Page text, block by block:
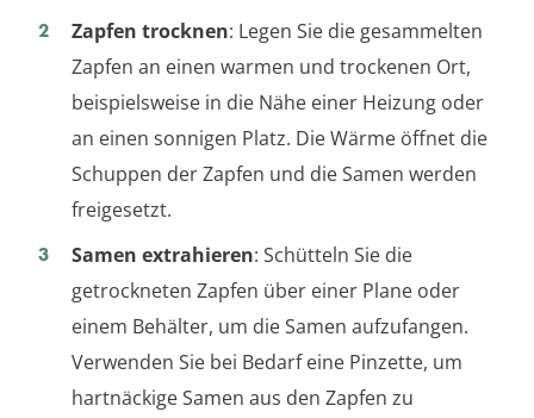
Zapfen trocknen: Legen Sie die gesammelten
Zapfen an einen warmen und trockenen Ort,
beispielsweise in die Nähe einer Heizung oder
an einen sonnigen Platz. Die Wärme öffnet die
Schuppen der Zapfen und die Samen werden
freigesetzt.
Samen extrahieren: Schütteln Sie die
getrockneten Zapfen über einer Plane oder
einem Behälter, um die Samen aufzufangen.
Verwenden Sie bei Bedarf eine Pinzette, um
hartnäckige Samen aus den Zapfen zu